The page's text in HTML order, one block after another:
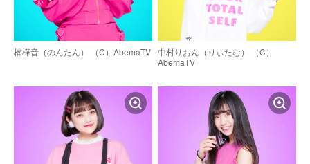
楠樺音（のんたん） （C）AbemaTV 中村りおん（りぃたむ） （C）
AbemaTV